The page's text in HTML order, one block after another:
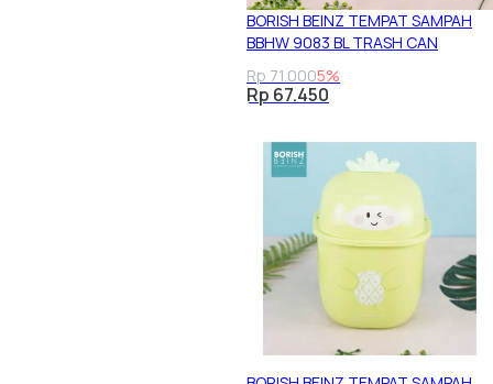
BORISH BEINZ TEMPAT SAMPAH
BBHW 9083 BL TRASH CAN
Rp 71.0005%
Rp 67.450